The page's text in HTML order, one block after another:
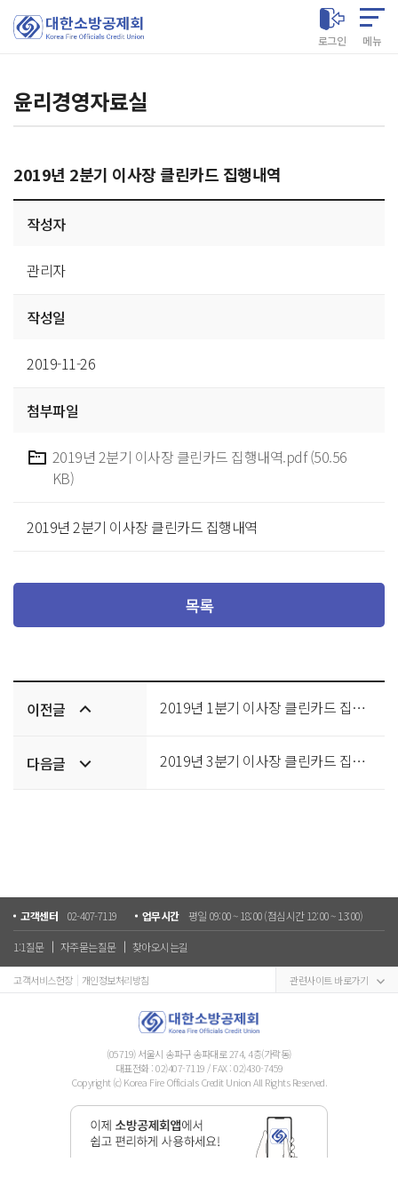
대한소방공제회
로그인 메뉴
윤리경영자료실
2019년 2분기 이사장 클린카드 집행내역
상세
작성자
관리자
작성일
2019-11-26
첨부파일
2019년 2분기 이사장 클린카드 집행내역.pdf (50.56
KB)
2019년 2분기 이사장 클린카드 집행내역
목록
다음글
이전글 2019년 1분기 이사장 클린카드 집행내역
다음글 2019년 3분기 이사장 클린카드 집행내역
고객센터 02-407-7119 업무시간 평일 09:00 ~ 18:00 (점심시간 12:00 ~ 13:00)
1:1질문 자주묻는질문 찾아오시는길
고객서비스헌장 개인정보처리방침 관련사이트 바로가기
(05719) 서울시 송파구 송파대로 274, 4층(가락동)
대표전화 :02)407-7119 / FAX : 02)430-7459
Copyright (c) Korea Fire Officials Credit Union All Rights Reserved.